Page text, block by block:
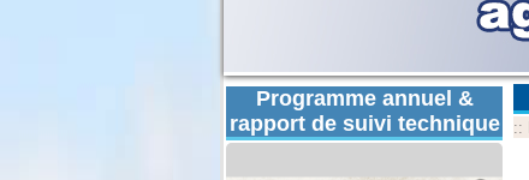
Programme annuel &
rapport de suivi technique
::